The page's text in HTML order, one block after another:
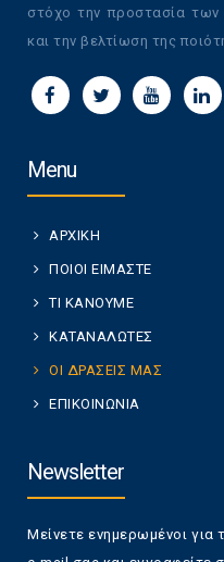
στόχο την προστασία
και την βελτίωση της
Menu
ΑΡΧΙΚΗ
ΠΟΙΟΙ ΕΙΜΑΣΤΕ
ΤΙ ΚΑΝΟΥΜΕ
ΚΑΤΑΝΑΛΩΤΕΣ
ΟΙ ΔΡΑΣΕΙΣ ΜΑΣ
ΕΠΙΚΟΙΝΩΝΙΑ
Newsletter
Μείνετε ενημερωμένοι για